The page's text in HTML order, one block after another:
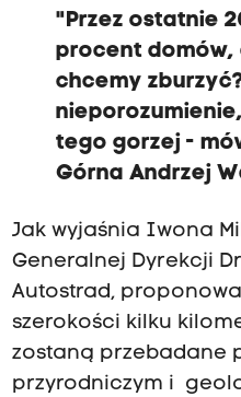
"Przez ostatnie
procent domów,
chcemy
tego gorzej -
Górna Andrzej
Jak wyjaśnia Iwona
Generalnej Dyrekcji
Autostrad,
szerokości kilku
zostaną przebadane
przyrodniczym i